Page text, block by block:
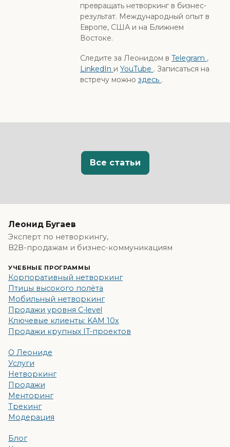
превращать нетворкинг в бизнес-
результат. Международный опыт в
Европе, США и на Ближнем
Востоке.
Следите за Леонидом в Telegram ,
LinkedIn и YouTube . Записаться на
встречу можно здесь .
Все статьи
Леонид Бугаев
Эксперт по нетворкингу,
B2B-продажам и бизнес-коммуникациям
УЧЕБНЫЕ ПРОГРАММЫ
Корпоративный нетворкинг
Птицы высокого полёта
Мобильный нетворкинг
Продажи уровня C-level
Ключевые клиенты: KAM 10x
Продажи крупных IT-проектов
О Леониде
Услуги
Нетворкинг
Продажи
Менторинг
Трекинг
Модерация
Блог